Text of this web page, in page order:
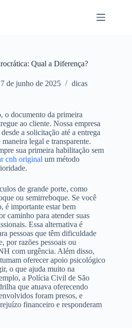
Qual a Diferença?
7 de junho de 2025 dicas
o documento da primeira
ao cliente. Nossa empresa
a solicitação até a entrega
legal e transparente.
sua primeira habilitação sem
cnh original um método
de grande porte, como
ou semirreboque. Se você
é importante estar bem
caminho para atender suas
Essa alternativa é
pessoas que têm dificuldade
por razões pessoais ou
com urgência. Além disso,
oferecer apoio psicológico
o que ajuda muito na
a Polícia Civil de São
que atuava oferecendo
foram presos, e
financeiro e responderam